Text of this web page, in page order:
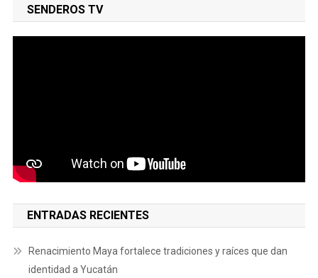
SENDEROS TV
ENTRADAS RECIENTES
Renacimiento Maya fortalece tradiciones y raíces que dan
identidad a Yucatán